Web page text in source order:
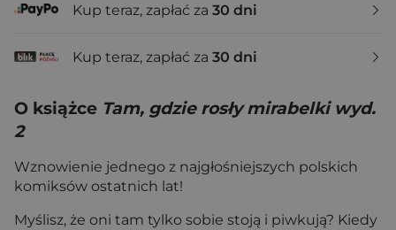
Kup teraz, zapłać za 30 dni
Kup teraz, zapłać za 30 dni
O książce Tam, gdzie rosły mirabelki wyd.
2
Wznowienie jednego z najgłośniejszych polskich
komiksów ostatnich lat!
Myślisz, że oni tam tylko sobie stoją i piwkują? Kiedy